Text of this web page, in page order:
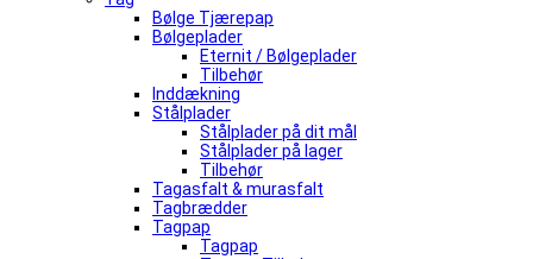
Bølge Tjærepap
Bølgeplader
Eternit / Bølgeplader
Tilbehør
Inddækning
Stålplader
Stålplader på dit mål
Stålplader på lager
Tilbehør
Tagasfalt & murasfalt
Tagbrædder
Tagpap
Tagpap